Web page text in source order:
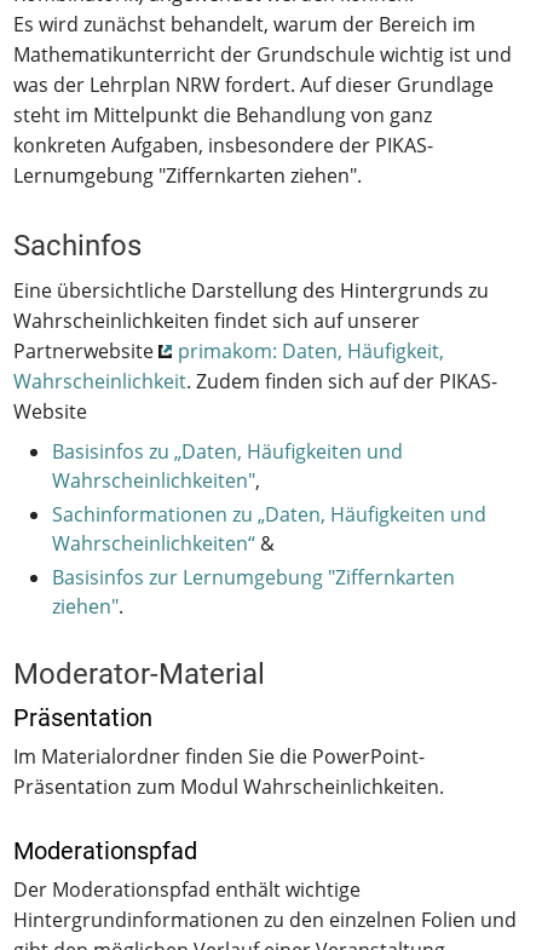
Es wird zunächst behandelt, warum der Bereich im
Mathematikunterricht der Grundschule wichtig ist und
was der Lehrplan NRW fordert. Auf dieser Grundlage
steht im Mittelpunkt die Behandlung von ganz
konkreten Aufgaben, insbesondere der PIKAS-
Lernumgebung "Ziffernkarten ziehen".
Sachinfos
Eine übersichtliche Darstellung des Hintergrunds zu
Wahrscheinlichkeiten findet sich auf unserer
Partnerwebsite
primakom: Daten, Häufigkeit,
Wahrscheinlichkeit. Zudem finden sich auf der PIKAS-
Website
Basisinfos zu „Daten, Häufigkeiten und
Wahrscheinlichkeiten",
Sachinformationen zu „Daten, Häufigkeiten und
Wahrscheinlichkeiten“ &
Basisinfos zur Lernumgebung "Ziffernkarten
ziehen".
Moderator-Material
Präsentation
Im Materialordner finden Sie die PowerPoint-
Präsentation zum Modul Wahrscheinlichkeiten.
Moderationspfad
Der Moderationspfad enthält wichtige
Hintergrundinformationen zu den einzelnen Folien und